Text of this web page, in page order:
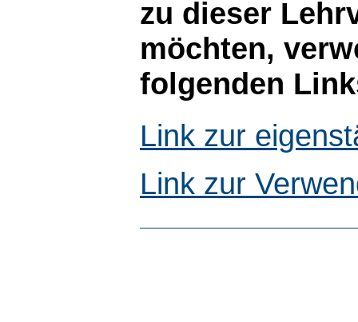
zu dieser
möchten,
folgenden
Link zur
Link zur